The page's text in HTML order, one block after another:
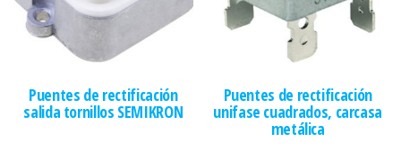
Puentes de rectificación
salida tornillos SEMIKRON
Puentes de rectificación
unifase cuadrados, carcasa
metálica